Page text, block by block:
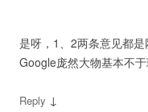
是呀，1、2两条意见都
Google庞然大物基本不
Reply ↓